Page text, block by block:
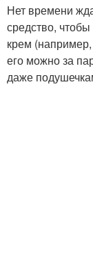
Макияж с
Нет времени
средство,
крем
его можно за
даже